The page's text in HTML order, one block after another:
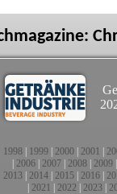
1998 1999 2000 2001
2006 2007 2008 2009
2013 2014 2015 2016
2021 2022 2023|